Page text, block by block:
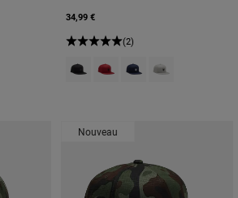
Noir/Gris anthracite.
of Rouge flamme.
type of Bleu nuit (Heather).
swatch type of Gris Acier.
34,99 €
(2)
Product swatch type of Noir/Gris
Product swatch type of
Product swatch type
Product swatch
Nouveau